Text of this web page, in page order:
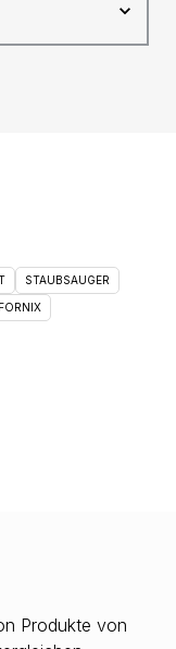
STAUBSAUGER
Produkte von